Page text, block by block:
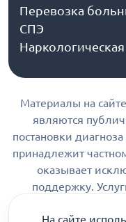
Перевозка
СПЭ
Материалы на
являются
постановки
принадлежит
оказывает
поддержку.
На сайте